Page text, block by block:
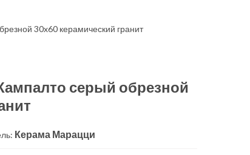
30x60 керамический гранит
серый обрезной
Керама Марацци